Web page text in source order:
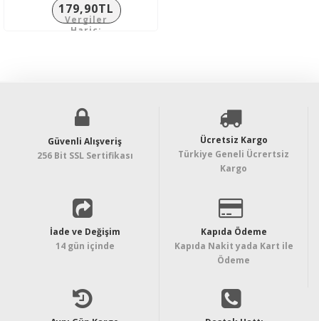
179,90TL
Vergiler
Hariç:
Güvenli Alışveriş
256 Bit SSL Sertifikası
Ücretsiz Kargo
Türkiye Geneli Ücrertsiz
Kargo
İade ve Değişim
14 gün içinde
Kapıda Ödeme
Kapıda Nakit yada Kart ile
Ödeme